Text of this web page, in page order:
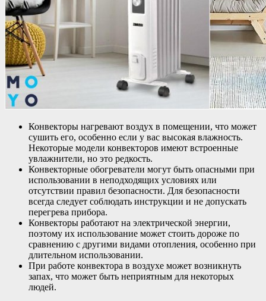
Конвекторы нагревают воздух в помещении, что может
сушить его, особенно если у вас высокая влажность.
Некоторые модели конвекторов имеют встроенные
увлажнители, но это редкость.
Конвекторные обогреватели могут быть опасными при
использовании в неподходящих условиях или
отсутствии правил безопасности. Для безопасности
всегда следует соблюдать инструкции и не допускать
перегрева прибора.
Конвекторы работают на электрической энергии,
поэтому их использование может стоить дороже по
сравнению с другими видами отопления, особенно при
длительном использовании.
При работе конвектора в воздухе может возникнуть
запах, что может быть неприятным для некоторых
людей.